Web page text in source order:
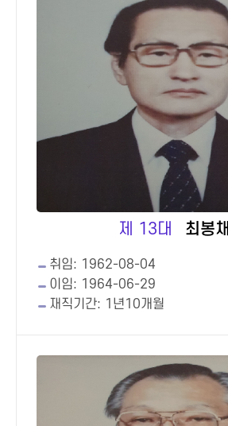
제 13대 최봉채
취임: 1962-08-04
이임: 1964-06-29
재직기간: 1년10개월